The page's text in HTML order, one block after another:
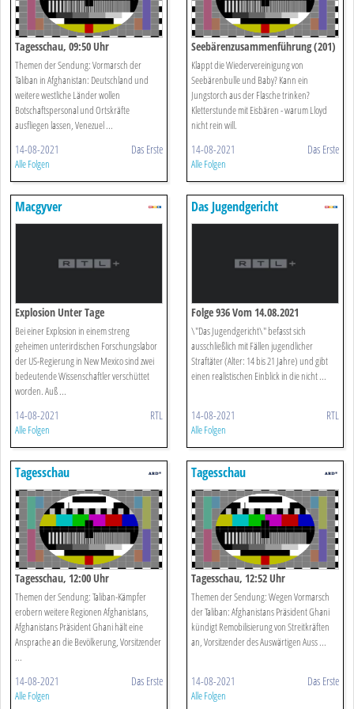
Tagesschau, 09:50 Uhr
Themen der Sendung: Vormarsch der
Taliban in Afghanistan: Deutschland und
weitere westliche Länder wollen
Botschaftspersonal und Ortskräfte
ausfliegen lassen, Venezuel ...
14-08-2021 Das Erste
Alle Folgen
Seebärenzusammenführung (201)
Klappt die Wiedervereinigung von
Seebärenbulle und Baby? Kann ein
Jungstorch aus der Flasche trinken?
Kletterstunde mit Eisbären - warum Lloyd
nicht rein will.
14-08-2021 Das Erste
Alle Folgen
Macgyver
Explosion Unter Tage
Bei einer Explosion in einem streng
geheimen unterirdischen Forschungslabor
der US-Regierung in New Mexico sind zwei
bedeutende Wissenschaftler verschüttet
worden. Auß ...
14-08-2021 RTL
Alle Folgen
Das Jugendgericht
Folge 936 Vom 14.08.2021
\"Das Jugendgericht\" befasst sich
ausschließlich mit Fällen jugendlicher
Straftäter (Alter: 14 bis 21 Jahre) und gibt
einen realistischen Einblick in die nicht ...
14-08-2021 RTL
Alle Folgen
Tagesschau
Tagesschau, 12:00 Uhr
Themen der Sendung: Taliban-Kämpfer
erobern weitere Regionen Afghanistans,
Afghanistans Präsident Ghani hält eine
Ansprache an die Bevölkerung, Vorsitzender
...
14-08-2021 Das Erste
Alle Folgen
Tagesschau
Tagesschau, 12:52 Uhr
Themen der Sendung: Wegen Vormarsch
der Taliban: Afghanistans Präsident Ghani
kündigt Remobilisierung von Streitkräften
an, Vorsitzender des Auswärtigen Auss ...
14-08-2021 Das Erste
Alle Folgen